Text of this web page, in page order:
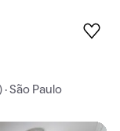
São Paulo